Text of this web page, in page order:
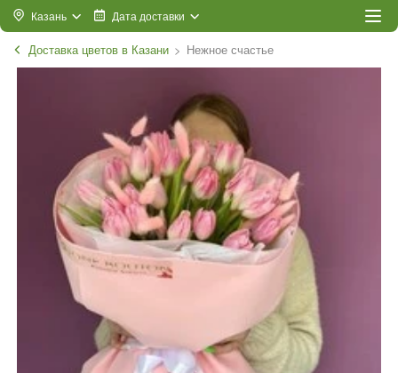
Казань Дата доставки
Доставка цветов в Казани Нежное счастье